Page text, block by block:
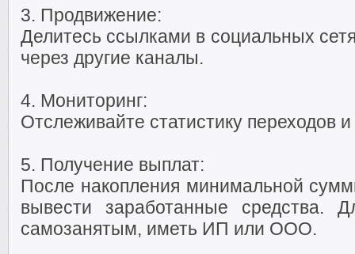
3. Продвижение:
Делитесь ссылками в социальных
через другие каналы.
4. Мониторинг:
Отслеживайте статистику переходов
5. Получение выплат:
После накопления минимальной
вывести заработанные средства.
самозанятым, иметь ИП или ООО.